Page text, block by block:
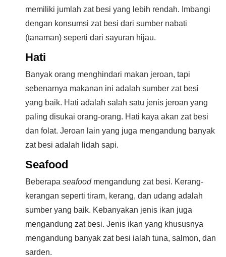
memiliki jumlah zat besi yang lebih rendah. Imbangi
dengan konsumsi zat besi dari sumber nabati
(tanaman) seperti dari sayuran hijau.
Hati
Banyak orang menghindari makan jeroan, tapi
sebenarnya makanan ini adalah sumber zat besi
yang baik. Hati adalah salah satu jenis jeroan yang
paling disukai orang-orang. Hati kaya akan zat besi
dan folat. Jeroan lain yang juga mengandung banyak
zat besi adalah lidah sapi.
Seafood
Beberapa seafoodmengandung zat besi. Kerang-
kerangan seperti tiram, kerang, dan udang adalah
sumber yang baik. Kebanyakan jenis ikan juga
mengandung zat besi. Jenis ikan yang khususnya
mengandung banyak zat besi ialah tuna, salmon, dan
sarden.